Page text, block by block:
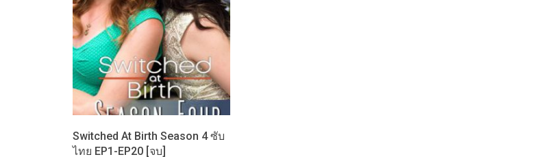
Switched At Birth Season 4 ซับ
ไทย EP1-EP20 [จบ]